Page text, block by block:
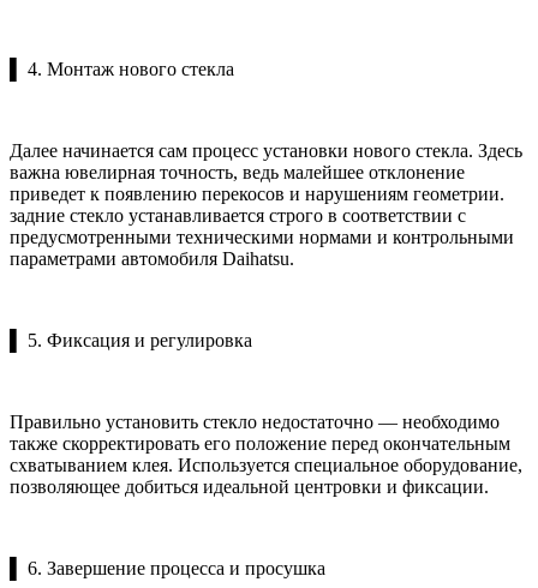
▌ 4. Монтаж нового стекла
Далее начинается сам процесс установки нового стекла. Здесь
важна ювелирная точность, ведь малейшее отклонение
приведет к появлению перекосов и нарушениям геометрии.
задние стекло устанавливается строго в соответствии с
предусмотренными техническими нормами и контрольными
параметрами автомобиля Daihatsu.
▌ 5. Фиксация и регулировка
Правильно установить стекло недостаточно — необходимо
также скорректировать его положение перед окончательным
схватыванием клея. Используется специальное оборудование,
позволяющее добиться идеальной центровки и фиксации.
▌ 6. Завершение процесса и просушка